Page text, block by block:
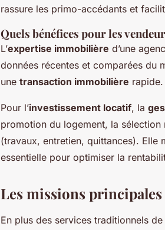
rassure les primo-accédants et
Quels bénéfices pour les
L’expertise immobilière d’une
données récentes et comparées du
une transaction immobilière rapide.
Pour l’investissement locatif, la
promotion du logement, la
(travaux, entretien, quittances). Elle
essentielle pour optimiser la
Les missions
En plus des services traditionnels de